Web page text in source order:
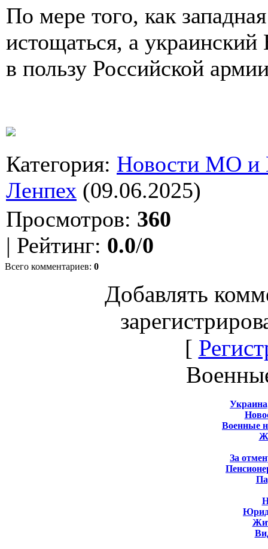
По мере того, как
истощаться, а
в пользу Российской
Категория: Новости МО
Ленпех (09.06.2025)
Просмотров: 360
| Рейтинг: 0.0/0
Всего комментариев: 0
Добавлять
[
Военные
За